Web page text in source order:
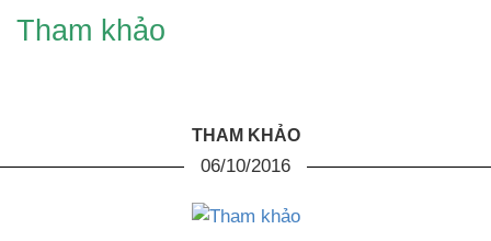
Tham khảo
THAM KHẢO
06/10/2016